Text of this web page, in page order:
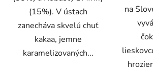
(15%). V ústach
zanecháva skvelú chuť
kakaa, jemne
karamelizovaných...
na